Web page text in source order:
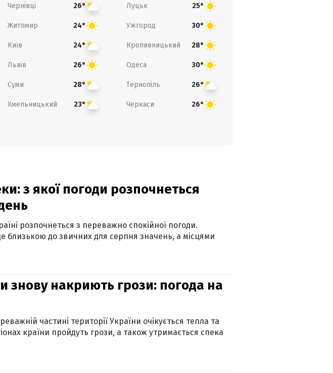
Чернівці 26° Луцьк 25°
Житомир 24° Ужгород 30°
Київ 24° Кропивницький 28°
Львів 26° Одеса 30°
Суми 28° Тернопіль 26°
Хмельницький 23° Черкаси 26°
з якої погоди розпочнеться
розпочнеться з переважно спокійної погоди.
близькою до звичних для серпня значень, а місцями
знову накриють грози: погода на
частині території України очікується тепла та
країни пройдуть грози, а також утримається спека